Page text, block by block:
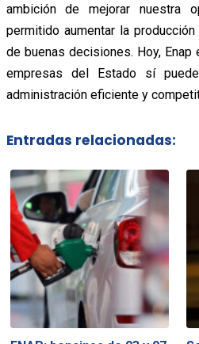
ambición de mejorar nuestra
permitido aumentar la
de buenas decisiones. Hoy,
empresas del Estado sí
administración eficiente y
Entradas relacionadas: